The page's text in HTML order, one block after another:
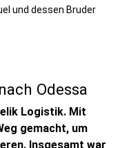
und dessen Bruder
Odessa
Logistik. Mit
gemacht, um
Insgesamt war